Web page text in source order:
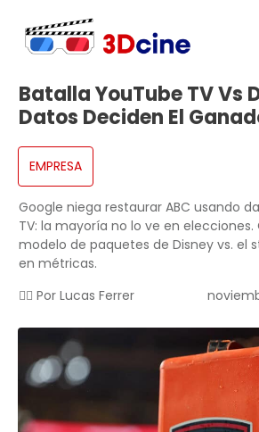
Batalla YouTube TV Vs
Datos Deciden El
EMPRESA
Google niega restaurar ABC usando
TV: la mayoría no lo ve en elecciones.
modelo de paquetes de Disney vs. el
en métricas.
✍🏻 Por Lucas Ferrer